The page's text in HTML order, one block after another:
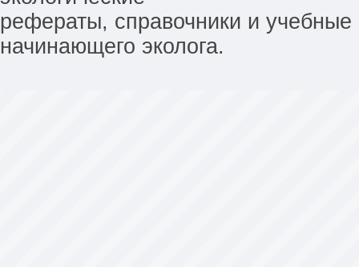
рефераты, справочники и
начинающего эколога.